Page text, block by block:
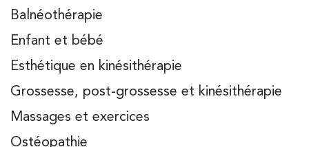
Balnéothérapie
Enfant et bébé
Esthétique en kinésithérapie
Grossesse, post-grossesse et kinésithérapie
Massages et exercices
Ostéopathie